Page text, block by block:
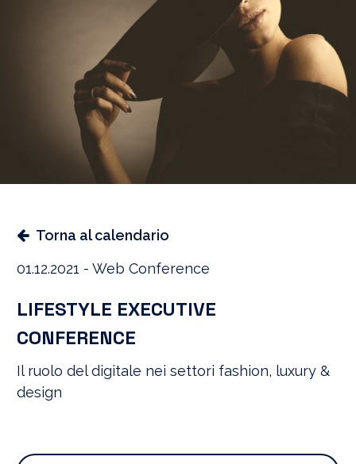
Torna al calendario
01.12.2021 - Web Conference
LIFESTYLE EXECUTIVE
CONFERENCE
Il ruolo del digitale nei settori fashion, luxury &
design